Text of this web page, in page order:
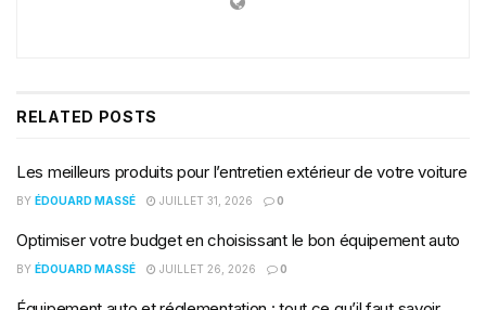
RELATED POSTS
Les meilleurs produits pour l’entretien extérieur de votre voiture
BY ÉDOUARD MASSÉ JUILLET 31, 2026 0
Optimiser votre budget en choisissant le bon équipement auto
BY ÉDOUARD MASSÉ JUILLET 26, 2026 0